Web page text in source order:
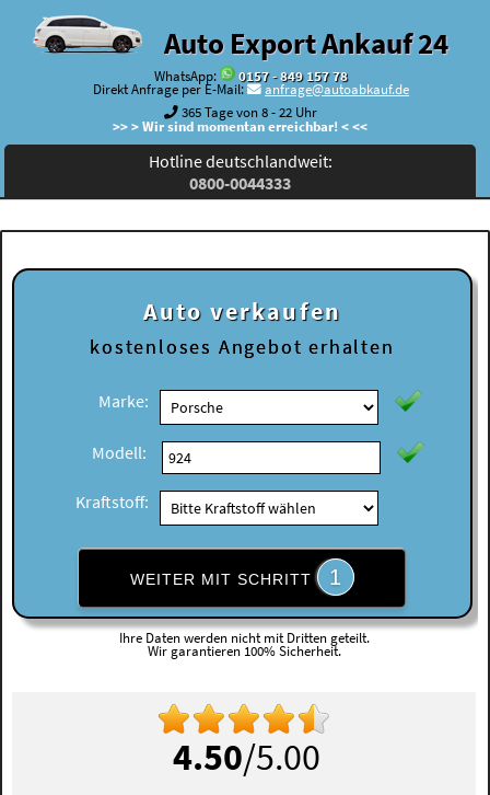
Auto Export Ankauf 24
WhatsApp:
0157 - 849 157 78
Direkt Anfrage per E-Mail:
anfrage@autoabkauf.de
365 Tage von 8 - 22 Uhr
>> > Wir sind momentan erreichbar! < <<
Hotline deutschlandweit:
0800-0044333
Auto verkaufen
kostenloses Angebot erhalten
Marke:
Modell:
Kraftstoff:
WEITER MIT SCHRITT 1
Ihre Daten werden nicht mit Dritten geteilt.
Wir garantieren 100% Sicherheit.
4.50/5.00